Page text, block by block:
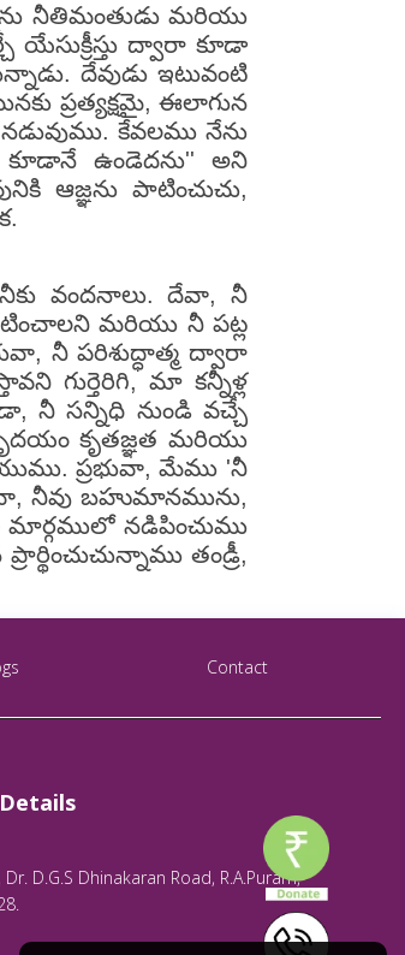
నీతిమంతుడు మరియు
యేసుక్రీస్తు ద్వారా కూడా
దేవుడు ఇటువంటి
ప్రత్యక్షమై, ఈలాగున
కేవలము నేను
ఉండెదను'' అని
ఆజ్ఞను పాటించుచు,
వందనాలు. దేవా, నీ
మరియు నీ పట్ల
నీ పరిశుద్ధాత్మ ద్వారా
గుర్తెరిగి, మా కన్నీళ్ల
నీ సన్నిధి నుండి వచ్చే
కృతజ్ఞత మరియు
ప్రభువా, మేము 'నీ
నీవు బహుమానమును,
నడిపించుము
తండ్రీ,
Contact
D.G.S Dhinakaran Road, R.A.Puram,